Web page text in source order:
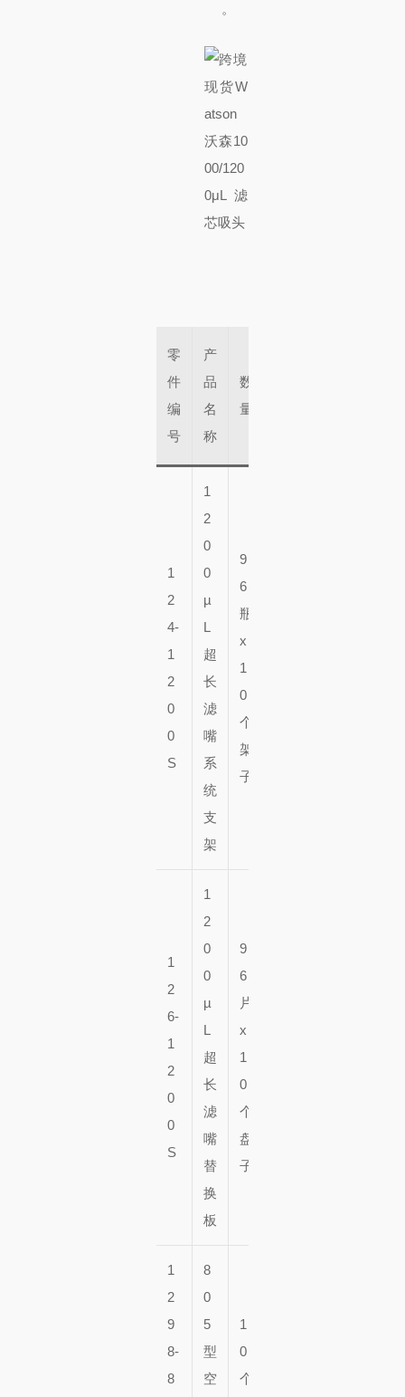
。
零
件
编
号
产
品
名
称
数
量
1
2
4-
1
2
0
0
S
1
2
0
0
µ
L
超
长
滤
嘴
系
统
支
架
9
6
瓶
x
1
0
个
架
子
1
2
6-
1
2
0
0
S
1
2
0
0
µ
L
超
长
滤
嘴
替
换
板
9
6
片
x
1
0
个
盘
子
1
2
9
8-
8
8
0
5
型
空
1
0
个